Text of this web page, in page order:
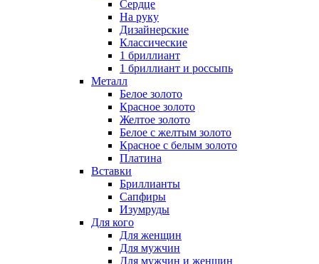
Сердце
На руку
Дизайнерские
Классические
1 бриллиант
1 бриллиант и россыпь
Металл
Белое золото
Красное золото
Желтое золото
Белое с желтым золото
Красное с белым золото
Платина
Вставки
Бриллианты
Сапфиры
Изумруды
Для кого
Для женщин
Для мужчин
Для мужчин и женщин